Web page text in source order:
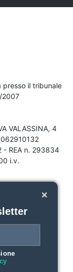
il tribunale
2007
VALASSINA, 4
- REA n. 293834
i.v.